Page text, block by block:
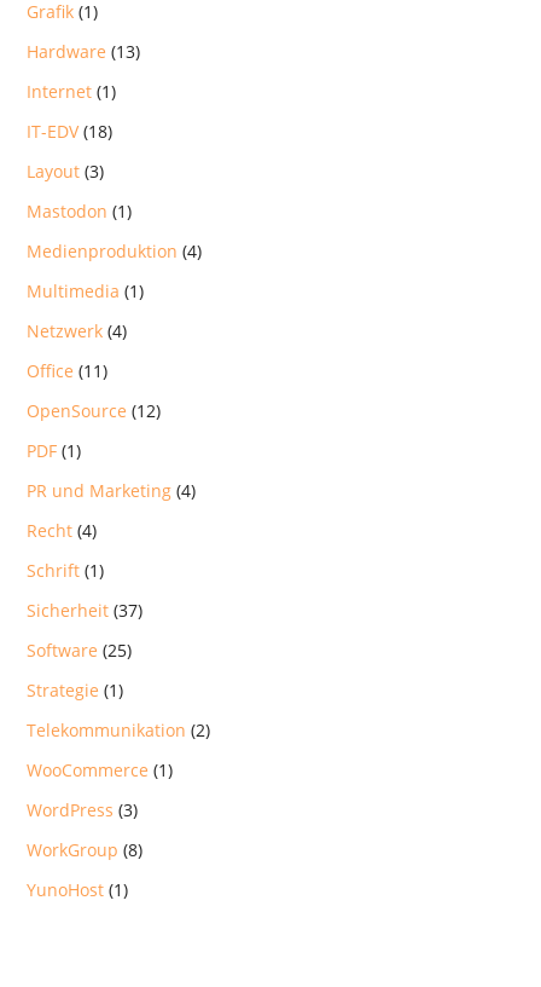
Grafik (1)
Hardware (13)
Internet (1)
IT-EDV(18)
Layout (3)
Mastodon (1)
Medienproduktion (4)
Multimedia (1)
Netzwerk (4)
Office (11)
OpenSource (12)
PDF (1)
PR und Marketing (4)
Recht (4)
Schrift (1)
Sicherheit (37)
Software (25)
Strategie (1)
Telekommunikation (2)
WooCommerce (1)
WordPress (3)
WorkGroup (8)
YunoHost (1)